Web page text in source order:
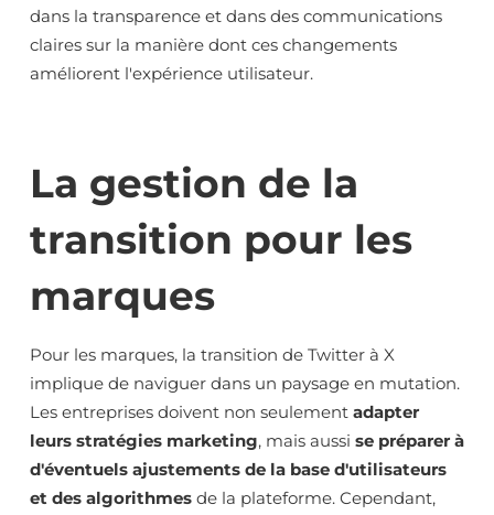
dans la transparence et dans des communications
claires sur la manière dont ces changements
améliorent l'expérience utilisateur.
La gestion de la
transition pour les
marques
Pour les marques, la transition de Twitter à X
implique de naviguer dans un paysage en mutation.
Les entreprises doivent non seulement adapter
leurs stratégies marketing, mais aussi se préparer à
d'éventuels ajustements de la base d'utilisateurs
et des algorithmes de la plateforme. Cependant,